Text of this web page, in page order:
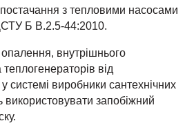
з тепловими насосами
Б В.2.5-44:2010.
внутрішнього
від
системі виробники сантехнічних
використовувати запобіжний